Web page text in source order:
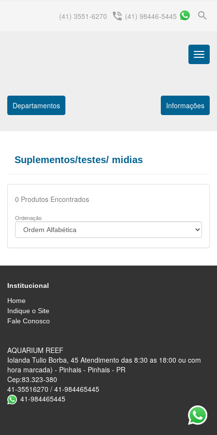
search
(41) 3551-6270 phone_in_talk (41) 98446-5445
Menu
Departamentos Informações
Suplementos/testes/ midias
0 Produtos Encontrados
Ordenação
Institucional
Home
Indique o Site
Fale Conosco
AQUARIUM REEF
Iolanda Tulio Borba, 45 Atendimento das 8:30 as 18:00 ou com
hora marcada) - Pinhais - Pinhais - PR
Cep:83.323-380
41-35516270 / 41-984465445
41-984465445